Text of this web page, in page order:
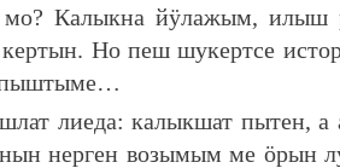
Калыкна йӱлажым, илыш
Но пеш шукертсе
лиеда: калыкшат пытен, а
нерген возымым ме ӧрын